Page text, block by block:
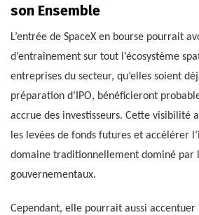
son Ensemble
L’entrée de SpaceX en bourse pourrait
d’entraînement sur tout l’écosystème
entreprises du secteur, qu’elles soient
préparation d’IPO, bénéficieront
accrue des investisseurs. Cette visibilité
les levées de fonds futures et accélérer
domaine traditionnellement dominé par
gouvernementaux.
Cependant, elle pourrait aussi